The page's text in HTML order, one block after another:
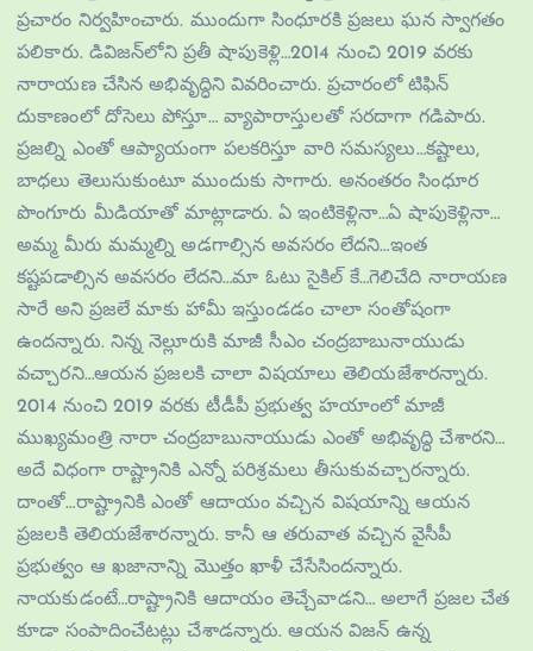
ప్ర‌చారం నిర్వ‌హించారు. ముందుగా సింధూర‌కి ప్ర‌జ‌లు ఘ‌న స్వాగ‌తం
ప‌లికారు. డివిజ‌న్‌లోని ప్ర‌తీ షాపుకెళ్లి…2014 నుంచి 2019 వ‌ర‌కు
నారాయ‌ణ చేసిన అభివృద్ధిని వివ‌రించారు. ప్ర‌చారంలో టిఫిన్
దుకాణంలో దోసెలు పోస్తూ… వ్యాపారాస్తుల‌తో స‌ర‌దాగా గ‌డిపారు.
ప్ర‌జ‌ల్ని ఎంతో ఆప్యాయంగా ప‌ల‌క‌రిస్తూ వారి స‌మ‌స్య‌లు…క‌ష్టాలు,
బాధ‌లు తెలుసుకుంటూ ముందుకు సాగారు. అనంత‌రం సింధూర
పొంగూరు మీడియాతో మాట్లాడారు. ఏ ఇంటికెళ్లినా…ఏ షాపుకెళ్లినా…
అమ్మ మీరు మ‌మ్మ‌ల్ని అడ‌గాల్సిన అవ‌స‌రం లేద‌ని…ఇంత
క‌ష్ట‌ప‌డాల్సిన అవ‌స‌రం లేద‌ని…మా ఓటు సైకిల్ కే…గెలిచేది నారాయ‌ణ
సారే అని ప్ర‌జ‌లే మాకు హామీ ఇస్తుండ‌డం చాలా సంతోషంగా
ఉంద‌న్నారు. నిన్న నెల్లూరుకి మాజీ సీఎం చంద్ర‌బాబునాయుడు
వ‌చ్చార‌ని…ఆయ‌న ప్ర‌జ‌ల‌కి చాలా విష‌యాలు తెలియ‌జేశార‌న్నారు.
2014 నుంచి 2019 వ‌ర‌కు టీడీపీ ప్ర‌భుత్వ హ‌యాంలో మాజీ
ముఖ్య‌మంత్రి నారా చంద్ర‌బాబునాయుడు ఎంతో అభివృద్ధి చేశార‌ని…
అదే విధంగా రాష్ట్రానికి ఎన్నో ప‌రిశ్ర‌మ‌లు తీసుకువ‌చ్చార‌న్నారు.
దాంతో…రాష్ట్రానికి ఎంతో ఆదాయం వ‌చ్చిన విష‌యాన్ని ఆయ‌న
ప్ర‌జ‌ల‌కి తెలియ‌జేశార‌న్నారు. కానీ ఆ త‌రువాత వ‌చ్చిన వైసీపీ
ప్ర‌భుత్వం ఆ ఖ‌జానాన్ని మొత్తం ఖాళీ చేసేసింద‌న్నారు.
నాయ‌కుడంటే…రాష్ట్రానికి ఆదాయం తెచ్చేవాడ‌ని… అలాగే ప్ర‌జ‌ల చేత
కూడా సంపాదించేట‌ట్లు చేశాడ‌న్నారు. ఆయ‌న విజ‌న్ ఉన్న